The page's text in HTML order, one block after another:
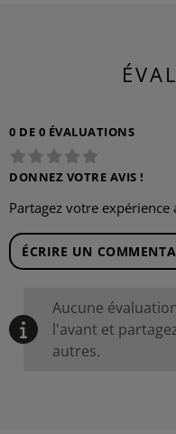
0 DE 0 ÉVALUATIONS
DONNEZ VOTRE AVIS !
Partagez votre expérience
ÉCRIRE UN
Aucune
l'avant et
autres.